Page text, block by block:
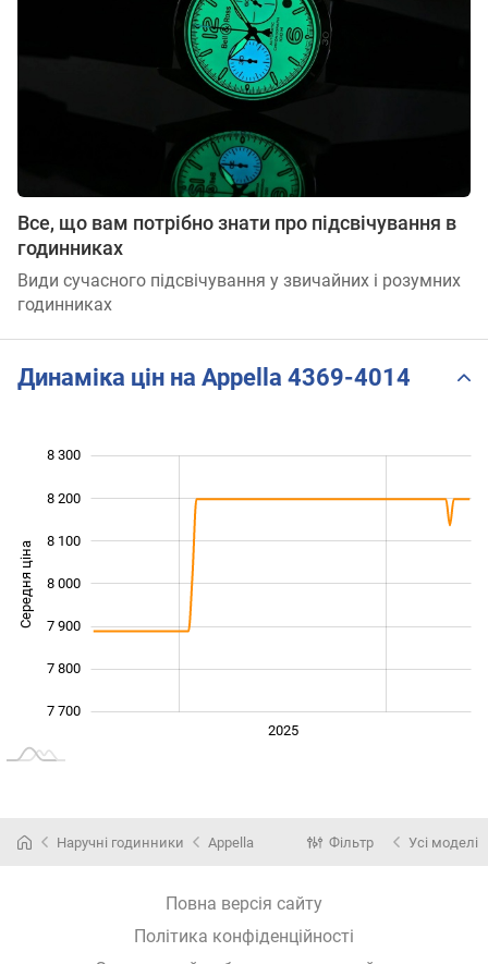
Все, що вам потрібно знати про підсвічування в
годинниках
Види сучасного підсвічування у звичайних і розумних
годинниках
Динаміка цін на Appella 4369-4014
Середня ціна 7 700
7 700
7 800
7 900
8 000
8 100
8 200
8 300
2025
Наручні годинники Appella Фільтр Усі моделі
Повна версія сайту
Політика конфіденційності